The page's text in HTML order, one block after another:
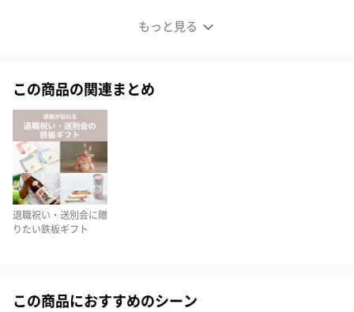
もっと見る
ム、買い物、一泊旅行など、日々のあらゆるシーンで活躍する大
頑丈でスタイリッシュなデザイン
丈夫なキャンバス地とナチュラルカラーが魅力のこのバッグは、
カジュアルな見た目ながらも洗練されたデザイン。ロゴ入りの持
ち手がおしゃれなアクセントになっています。
この商品の関連まとめ
退職祝い・送別会に贈
りたい鉄板ギフト
この商品におすすめのシーン